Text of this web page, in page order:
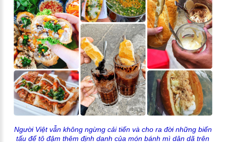
Người Việt vẫn không ngừng cải tiến và cho ra đời những biến
tấu để tô đậm thêm định danh của món bánh mì dân dã trên